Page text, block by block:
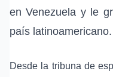
enVenezuela y le
país latinoamericano.
Desde la tribuna de